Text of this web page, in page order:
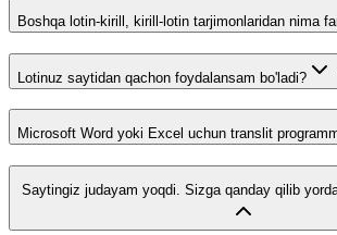
Boshqa lotin-kirill, kirill-lotin tarjimonlaridan nima
Lotinuz saytidan qachon foydalansam bo'ladi?
Microsoft Word yoki Excel uchun translit
Saytingiz judayam yoqdi. Sizga qanday qilib